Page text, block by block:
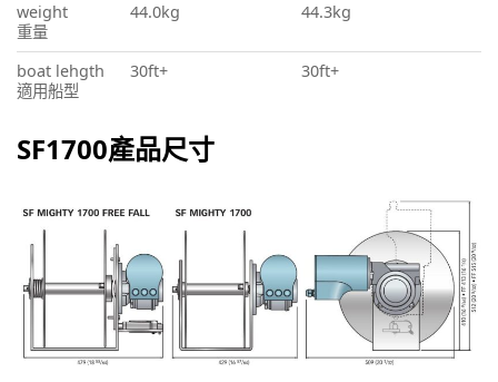
weight
重量
44.0kg 44.3kg
boat lehgth
適用船型
30ft+ 30ft+
SF1700產品尺寸